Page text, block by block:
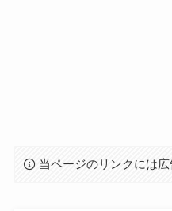
当ページのリンクには広